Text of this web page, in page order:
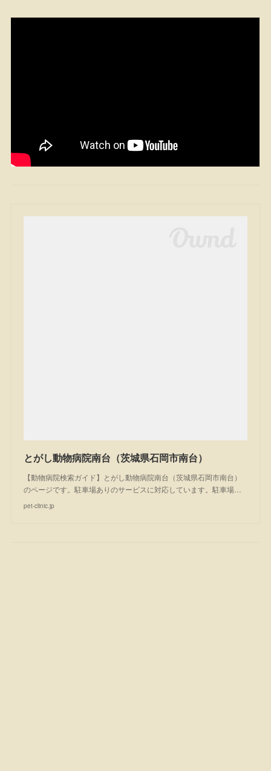
とがし動物病院南台（茨城県石岡市南台）
【動物病院検索ガイド】とがし動物病院南台（茨城県石岡市南台）
のページです。駐車場ありのサービスに対応しています。駐車場…
pet-clinic.jp